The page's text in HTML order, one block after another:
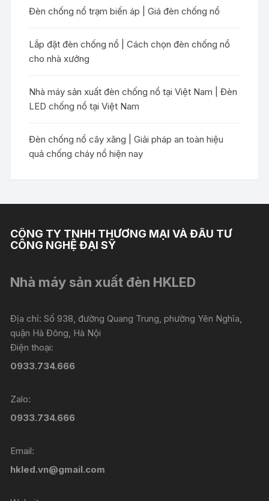
Đèn chống nổ trạm biến áp | Giá đèn chống nổ
Lắp đặt đèn chống nổ | Cách chọn đèn chống nổ
cho nhà xưởng
Nhà máy sản xuất đèn chống nổ tại Việt Nam | Đèn
LED chống nổ tại Việt Nam
Đèn chống nổ cây xăng | Giải pháp an toàn hiệu
quả chống cháy nổ hiện nay
CÔNG TY TNHH THƯƠNG MẠI VÀ ĐẦU TƯ
CÔNG NGHỆ ĐẠI SỸ
Nhà máy sản xuất đèn HKLED
Địa chỉ: Số 938, đường Quang Trung, phường Yên Nghĩa,
quận Hà Đông, Hà Nội
Điện thoại:
0933.734.666
Zalo:
0933.734.666
Email:
hkled.vn@gmail.com